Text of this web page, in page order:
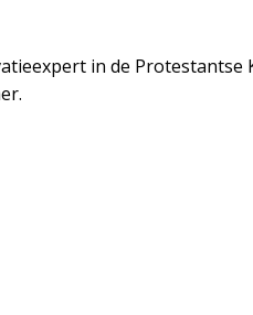
in de Protestantse